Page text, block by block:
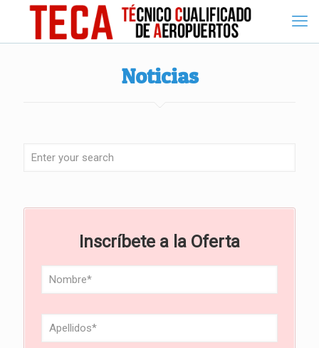
Noticias
Inscríbete a la Oferta